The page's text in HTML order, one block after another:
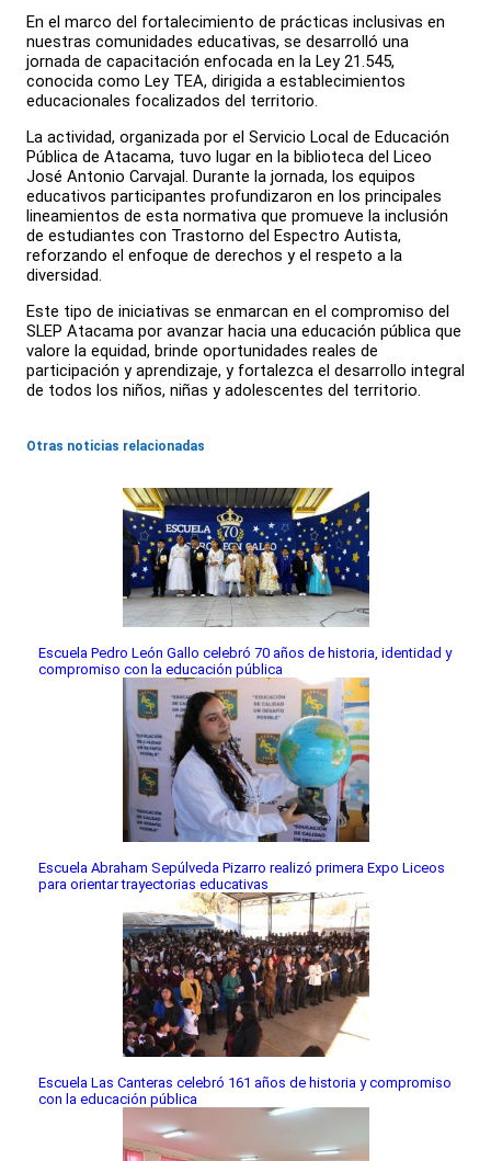
En el marco del fortalecimiento de prácticas inclusivas en
nuestras comunidades educativas, se desarrolló una
jornada de capacitación enfocada en la Ley 21.545,
conocida como Ley TEA, dirigida a establecimientos
educacionales focalizados del territorio.
La actividad, organizada por el Servicio Local de Educación
Pública de Atacama, tuvo lugar en la biblioteca del Liceo
José Antonio Carvajal. Durante la jornada, los equipos
educativos participantes profundizaron en los principales
lineamientos de esta normativa que promueve la inclusión
de estudiantes con Trastorno del Espectro Autista,
reforzando el enfoque de derechos y el respeto a la
diversidad.
Este tipo de iniciativas se enmarcan en el compromiso del
SLEP Atacama por avanzar hacia una educación pública que
valore la equidad, brinde oportunidades reales de
participación y aprendizaje, y fortalezca el desarrollo integral
de todos los niños, niñas y adolescentes del territorio.
Otras noticias relacionadas
Escuela Pedro León Gallo celebró 70 años de historia, identidad y
compromiso con la educación pública
Escuela Abraham Sepúlveda Pizarro realizó primera Expo Liceos
para orientar trayectorias educativas
Escuela Las Canteras celebró 161 años de historia y compromiso
con la educación pública